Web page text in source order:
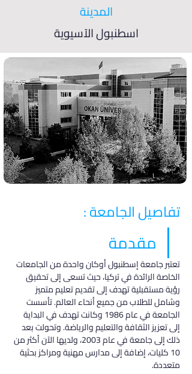
المدينة
اسطنبول الآسيوية
تفاصيل الجامعة :
مقدمة
تعتبر جامعة إسطنبول أوكان واحدة من الجامعات
الخاصة الرائدة في تركيا، حيث تسعى إلى تحقيق
رؤية مستقبلية تهدف إلى تقديم تعليم متميز
وشامل للطلاب من جميع أنحاء العالم. تأسست
الجامعة في عام 1986 وكانت تهدف في البداية
إلى تعزيز الثقافة والتعليم والرياضة. وتحولت بعد
ذلك إلى جامعة في عام 2003، ولديها الآن أكثر من
10 كليات، إضافة إلى مدارس مهنية ومراكز بحثية
متعددة.